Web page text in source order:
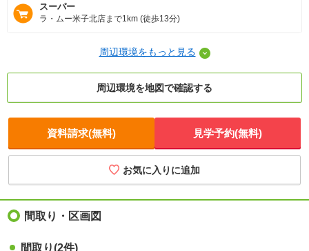
スーパー
ラ・ムー米子北店まで1km (徒歩13分)
周辺環境をもっと見る
周辺環境を地図で確認する
資料請求(無料) 見学予約(無料)
お気に入りに追加
間取り・区画図
間取り(2件)